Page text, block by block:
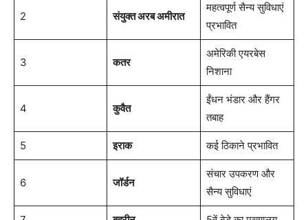
2 संयुक्त अरब अमीरात
महत्वपूर्ण सैन्य सुविधाएं
प्रभावित
3 कतर
अमेरिकी एयरबेस
निशाना
4 कुवैत
ईंधन भंडार और हैंगर
तबाह
5 इराक कई ठिकाने प्रभावित
6 जॉर्डन
संचार उपकरण और
सैन्य सुविधाएं